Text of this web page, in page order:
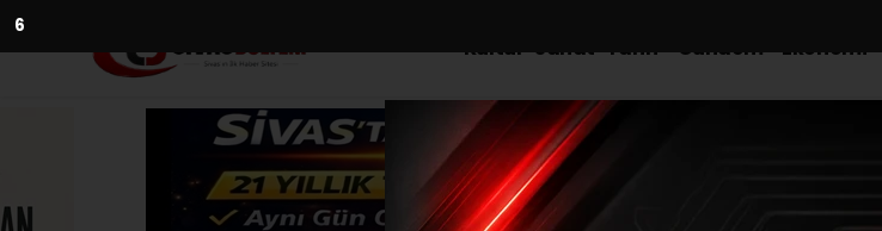
5
Kültür-Sanat-Tarih Gündem Ekonomi